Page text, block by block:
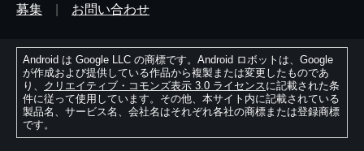
募集
お問い合わせ
Android は Google LLC の商標です。Android ロボットは、Google
が作成および提供している作品から複製または変更したものであ
り、 クリエイティブ・コモンズ表示 3.0 ライセンスに記載された条
件に従って使用しています。その他、本サイト内に記載されている
製品名、サービス名、会社名はそれぞれ各社の商標または登録商標
です。